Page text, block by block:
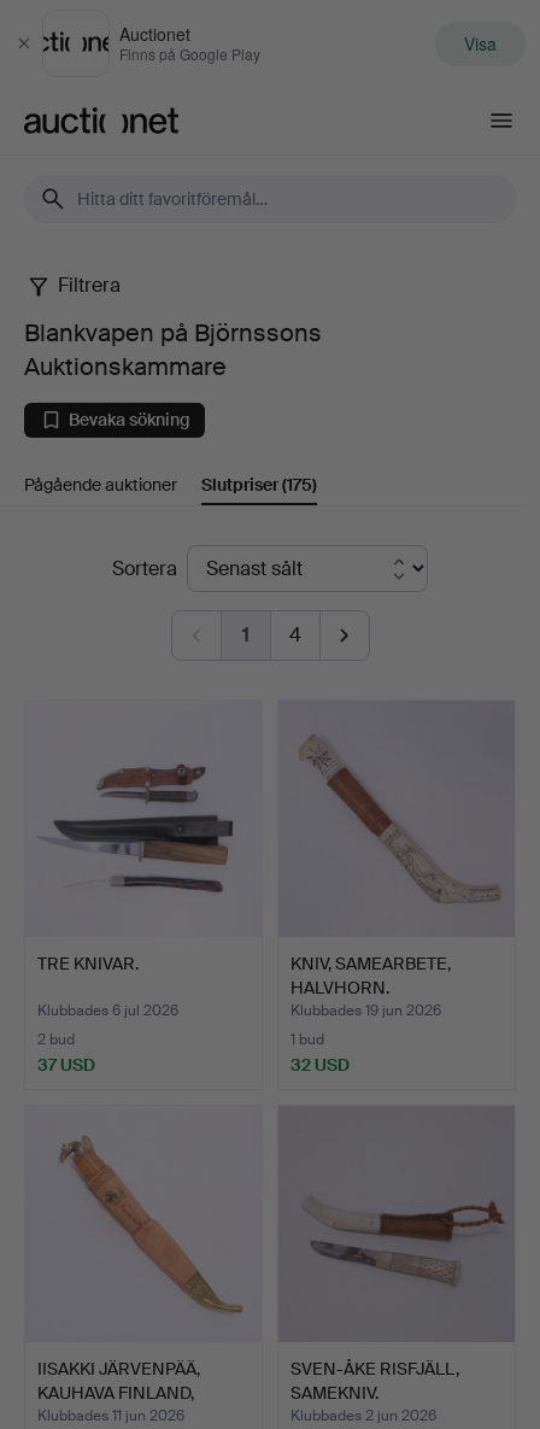
Stäng
Auctionet
Finns på Google Play Visa
Blankvapen
på
Björnssons
Auktionskammare
Filtrera
Blankvapen på Björnssons
Auktionskammare
Bevaka sökning
Pågående auktioner Slutpriser(175)
SlutpriserSortera
1 4
TRE KNIVAR.
Klubbades 6 jul 2026
2 bud
37 USD
KNIV, SAMEARBETE,
HALVHORN.
Klubbades 19 jun 2026
1 bud
32 USD
IISAKKI JÄRVENPÄÄ,
KAUHAVA FINLAND,
DUBBEL…
Klubbades 11 jun 2026
SVEN-ÅKE RISFJÄLL,
SAMEKNIV.
Klubbades 2 jun 2026